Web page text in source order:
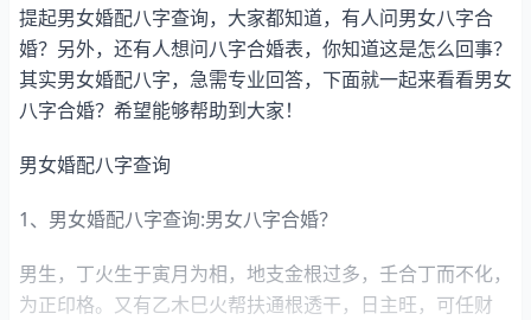
提起男女婚配八字查询，大家都知道，有人问男女八字合
婚？另外，还有人想问八字合婚表，你知道这是怎么回事？
其实男女婚配八字，急需专业回答，下面就一起来看看男女
八字合婚？希望能够帮助到大家！
男女婚配八字查询
1、男女婚配八字查询:男女八字合婚？
男生，丁火生于寅月为相，地支金根过多，壬合丁而不化，
为正印格。又有乙木巳火帮扶通根透干，日主旺，可任财